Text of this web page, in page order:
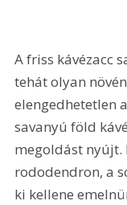
A friss kávézacc
tehát olyan
elengedhetetlen
savanyú föld
megoldást nyújt.
rododendron, a
ki kellene